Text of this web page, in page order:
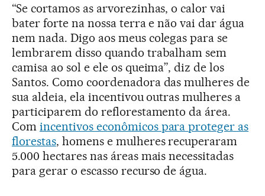
“Se cortamos as arvorezinhas, o calor vai
bater forte na nossa terra e não vai dar água
nem nada. Digo aos meus colegas para se
lembrarem disso quando trabalham sem
camisa ao sol e ele os queima”, diz de los
Santos. Como coordenadora das mulheres de
sua aldeia, ela incentivou outras mulheres a
participarem do reflorestamento da área.
Com incentivos econômicos para proteger as
florestas, homens e mulheres recuperaram
5.000 hectares nas áreas mais necessitadas
para gerar o escasso recurso de água.